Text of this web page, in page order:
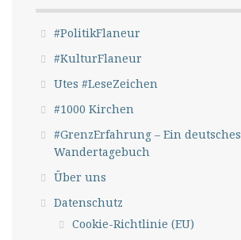
#PolitikFlaneur
#KulturFlaneur
Utes #LeseZeichen
#1000 Kirchen
#GrenzErfahrung – Ein deutsches
Wandertagebuch
Über uns
Datenschutz
Cookie-Richtlinie (EU)